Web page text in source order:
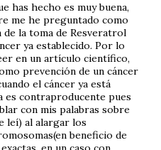
has hecho es muy buena,
me he preguntado como
de la toma de Resveratrol
ya establecido. Por lo
en un artículo científico,
prevención de un cáncer
el cáncer ya está
es contraproducente pues
con mis palabras sobre
leí) al alargar los
beneficio de